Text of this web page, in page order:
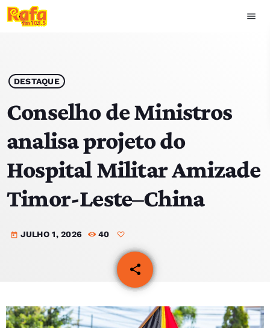
menu
play_arrow OUVIR RAFA
HOME
NOTÍCIAS
EQUIPA
TOP 15
VIDEOS
DESTAQUE
Conselho de Ministros
analisa projeto do
Hospital Militar Amizade
Timor-Leste–China
today JULHO 1, 2026 40
share
email